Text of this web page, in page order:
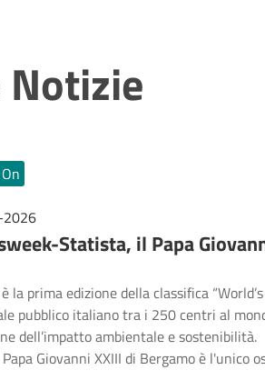
Notizie
Statista, il Papa
la prima edizione della classifica
pubblico italiano tra i 250 centri al
dell’impatto ambientale e
Papa Giovanni XXIII di Bergamo è